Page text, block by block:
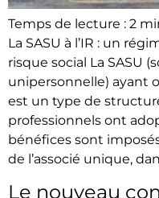
Temps de lecture : 2
La SASU à l’IR : un
risque social La SASU
unipersonnelle) ayant
est un type de
professionnels ont
bénéfices sont
de l’associé unique,
Le nouveau